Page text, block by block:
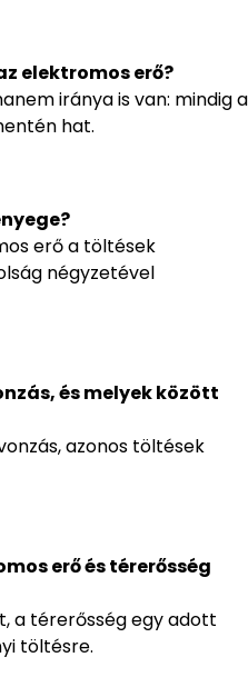
elektromos erő?
iránya is van: mindig a
hat.
erő a töltések
négyzetével
és melyek között
azonos töltések
erő és térerősség
a térerősség egy adott
töltésre.